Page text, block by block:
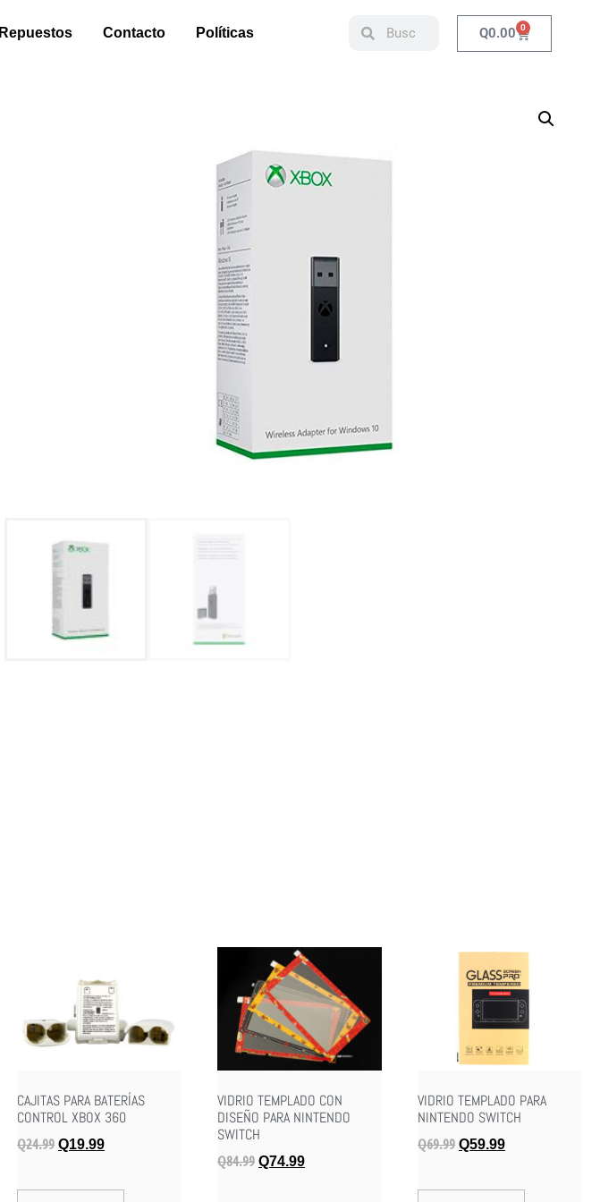
Repuestos Contacto Políticas Q0.00 0
CAJITAS PARA BATERÍAS
CONTROL XBOX 360
Q24.99 Q19.99
VIDRIO TEMPLADO CON
DISEÑO PARA NINTENDO
SWITCH
Q84.99 Q74.99
VIDRIO TEMPLADO PARA
NINTENDO SWITCH
Q69.99 Q59.99